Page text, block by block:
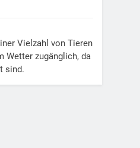
Vielzahl von Tieren
Wetter zugänglich, da
sind.